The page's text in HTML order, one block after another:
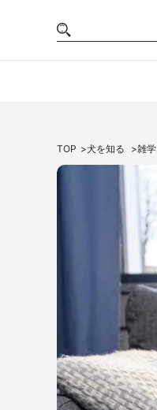
TOP 犬を知る 雑学